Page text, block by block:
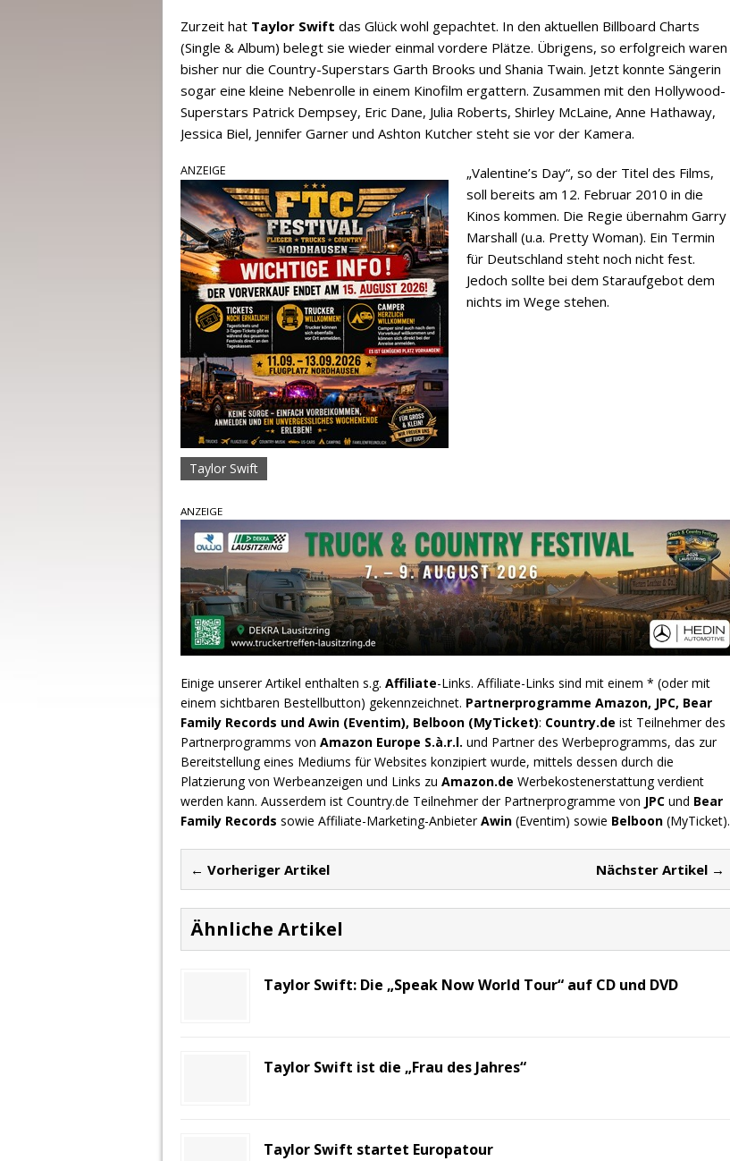
Zurzeit hat Taylor Swift das Glück wohl gepachtet. In den aktuellen Billboard Charts
(Single & Album) belegt sie wieder einmal vordere Plätze. Übrigens, so erfolgreich waren
bisher nur die Country-Superstars Garth Brooks und Shania Twain. Jetzt konnte Sängerin
sogar eine kleine Nebenrolle in einem Kinofilm ergattern. Zusammen mit den Hollywood-
Superstars Patrick Dempsey, Eric Dane, Julia Roberts, Shirley McLaine, Anne Hathaway,
Jessica Biel, Jennifer Garner und Ashton Kutcher steht sie vor der Kamera.
ANZEIGE
„Valentine’s Day“, so der Titel des Films,
soll bereits am 12. Februar 2010 in die
Kinos kommen. Die Regie übernahm Garry
Marshall (u.a. Pretty Woman). Ein Termin
für Deutschland steht noch nicht fest.
Jedoch sollte bei dem Staraufgebot dem
nichts im Wege stehen.
Taylor Swift
ANZEIGE
Einige unserer Artikel enthalten s.g. Affiliate-Links. Affiliate-Links sind mit einem * (oder mit
einem sichtbaren Bestellbutton) gekennzeichnet. Partnerprogramme Amazon, JPC, Bear
Family Records und Awin (Eventim), Belboon (MyTicket): Country.de ist Teilnehmer des
Partnerprogramms von Amazon Europe S.à.r.l. und Partner des Werbeprogramms, das zur
Bereitstellung eines Mediums für Websites konzipiert wurde, mittels dessen durch die
Platzierung von Werbeanzeigen und Links zu Amazon.de Werbekostenerstattung verdient
werden kann. Ausserdem ist Country.de Teilnehmer der Partnerprogramme von JPC und Bear
Family Records sowie Affiliate-Marketing-AnbieterAwin (Eventim) sowie Belboon (MyTicket).
← Vorheriger Artikel Nächster Artikel →
Ähnliche Artikel
Taylor Swift: Die „Speak Now World Tour“ auf CD und DVD
Taylor Swift ist die „Frau des Jahres“
Taylor Swift startet Europatour